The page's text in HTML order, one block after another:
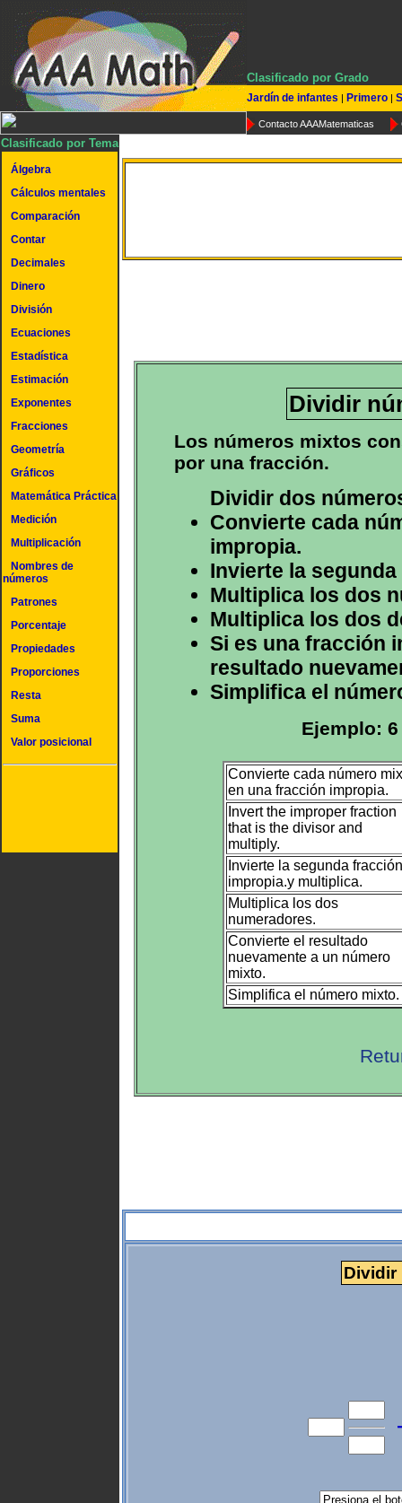
Clasificado por Grado
Jardín de infantes | Primero |
Contacto AAAMatematicas
Clasificado por Tema
Álgebra
Cálculos mentales
Comparación
Contar
Decimales
Dinero
División
Ecuaciones
Estadística
Estimación
Exponentes
Fracciones
Geometría
Gráficos
Matemática Práctica
Medición
Multiplicación
Nombres de
números
Patrones
Porcentaje
Propiedades
Proporciones
Resta
Suma
Valor posicional
Dividir
Los números mixtos
por una fracción.
Dividir dos
Convierte cada
impropia.
Invierte la
Multiplica los dos
Multiplica los dos
Si es una fracción
resultado
Simplifica el
Ejemplo:
Convierte cada número
en una fracción impropia.
Invert the improper fraction
that is the divisor and
multiply.
Invierte la segunda fracción
impropia.y multiplica.
Multiplica los dos
numeradores.
Convierte el resultado
nuevamente a un número
mixto.
Simplifica el número mixto.
Dividir